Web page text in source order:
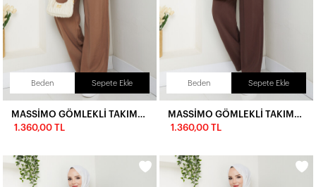
Beden Sepete Ekle
1.360,00 TL
Beden Sepete Ekle
1.360,00 TL